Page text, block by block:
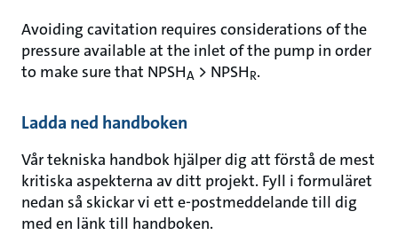
Avoiding cavitation requires considerations of the
pressure available at the inlet of the pump in order
to make sure that NPSHA > NPSHR.
Ladda ned handboken
Vår tekniska handbok hjälper dig att förstå de mest
kritiska aspekterna av ditt projekt. Fyll i formuläret
nedan så skickar vi ett e-postmeddelande till dig
med en länk till handboken.